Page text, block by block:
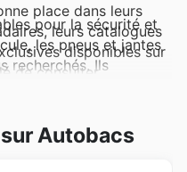
place dans leurs
leurs catalogues
disponibles sur
de consulter
pour la sécurité et
les pneus et jantes
recherchés. Ils
occasion idéale de
les Autobacs
offres de la saison.
Autobacs